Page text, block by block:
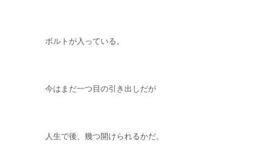
ボルトが入っている。
今はまだ一つ目の引き出しだが
人生で後、幾つ開けられるかだ。